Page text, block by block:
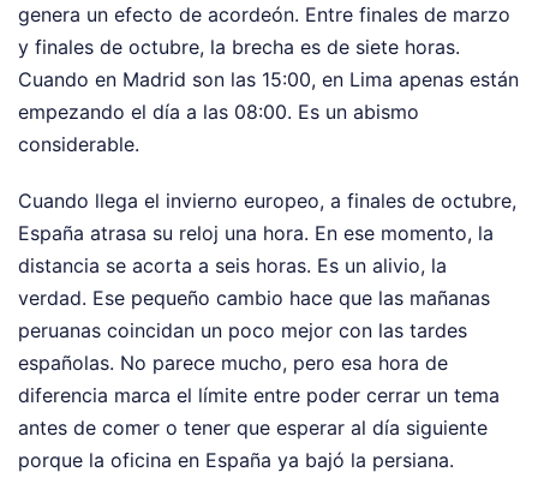
genera un efecto de acordeón. Entre finales de marzo
y finales de octubre, la brecha es de siete horas.
Cuando en Madrid son las 15:00, en Lima apenas están
empezando el día a las 08:00. Es un abismo
considerable.
Cuando llega el invierno europeo, a finales de octubre,
España atrasa su reloj una hora. En ese momento, la
distancia se acorta a seis horas. Es un alivio, la
verdad. Ese pequeño cambio hace que las mañanas
peruanas coincidan un poco mejor con las tardes
españolas. No parece mucho, pero esa hora de
diferencia marca el límite entre poder cerrar un tema
antes de comer o tener que esperar al día siguiente
porque la oficina en España ya bajó la persiana.